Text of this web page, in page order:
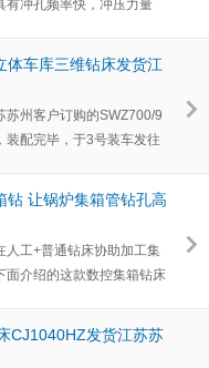
有冲孔频率快，冲压力量
体车库三维钻床发货江
苏州客户订购的SWZ700/9
装配完毕，于3号装车发往
钻 让锅炉集箱管钻孔高
人工+普通钻床协助加工集
面介绍的这款数控集箱钻床
CJ1040HZ发货江苏苏